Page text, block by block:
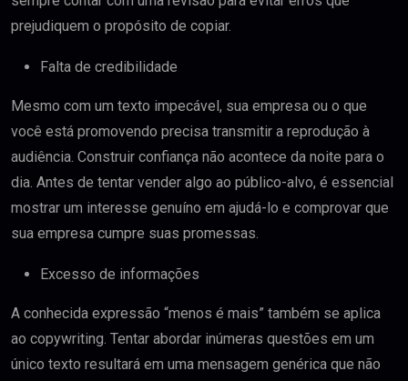
prejudiquem o propósito de copiar.
Falta de credibilidade
Mesmo com um texto impecável, sua empresa ou o que
você está promovendo precisa transmitir a reprodução à
audiência. Construir confiança não acontece da noite para o
dia. Antes de tentar vender algo ao público-alvo, é essencial
mostrar um interesse genuíno em ajudá-lo e comprovar que
sua empresa cumpre suas promessas.
Excesso de informações
A conhecida expressão “menos é mais” também se aplica
ao copywriting. Tentar abordar inúmeras questões em um
único texto resultará em uma mensagem genérica que não